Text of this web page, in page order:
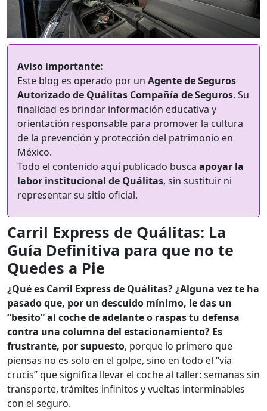
Aviso importante:
Este blog es operado por un Agente de Seguros
Autorizado de Quálitas Compañía de Seguros. Su
finalidad es brindar información educativa y
orientación responsable para promover la cultura
de la prevención y protección del patrimonio en
México.
Todo el contenido aquí publicado busca apoyar la
labor institucional de Quálitas, sin sustituir ni
representar su sitio oficial.
Carril Express de Quálitas: La
Guía Definitiva para que no te
Quedes a Pie
¿Qué es Carril Express de Quálitas? ¿Alguna vez te ha
pasado que, por un descuido mínimo, le das un
“besito” al coche de adelante o raspas tu defensa
contra una columna del estacionamiento? Es
frustrante, por supuesto, porque lo primero que
piensas no es solo en el golpe, sino en todo el “vía
crucis” que significa llevar el coche al taller: semanas sin
transporte, trámites infinitos y vueltas interminables
con el seguro.